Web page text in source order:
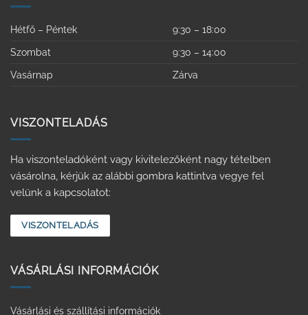
Hétfő – Péntek
9:30 – 18:00
Szombat
9:30 – 14:00
Vasárnap
Zárva
VISZONTELADÁS
Ha viszonteladóként vagy kivitelezőként nagy tételben
vásárolna, kérjük az alábbi gombra kattintva vegye fel
velünk a kapcsolatot:
VISZONTELADÁS
VÁSÁRLÁSI INFORMÁCIÓK
Vásárlási és szállítási információk